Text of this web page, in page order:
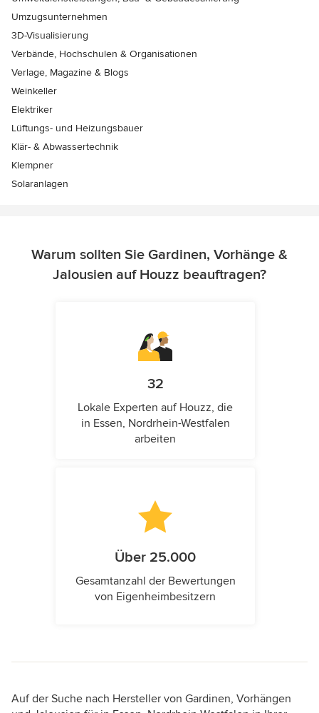
Umzugsunternehmen
3D-Visualisierung
Verbände, Hochschulen & Organisationen
Verlage, Magazine & Blogs
Weinkeller
Elektriker
Lüftungs- und Heizungsbauer
Klär- & Abwassertechnik
Klempner
Solaranlagen
Warum sollten Sie Gardinen, Vorhänge &
Jalousien auf Houzz beauftragen?
32
Lokale Experten auf Houzz, die
in Essen, Nordrhein-Westfalen
arbeiten
Über 25.000
Gesamtanzahl der Bewertungen
von Eigenheimbesitzern
Auf der Suche nach Hersteller von Gardinen, Vorhängen